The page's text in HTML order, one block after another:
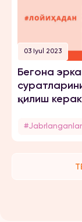
03 Iyul 2023
Бегона
қилиш